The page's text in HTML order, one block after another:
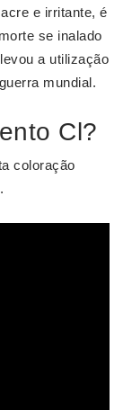
e irritante, é
se inalado
a utilização
mundial.
Cl?
coloração